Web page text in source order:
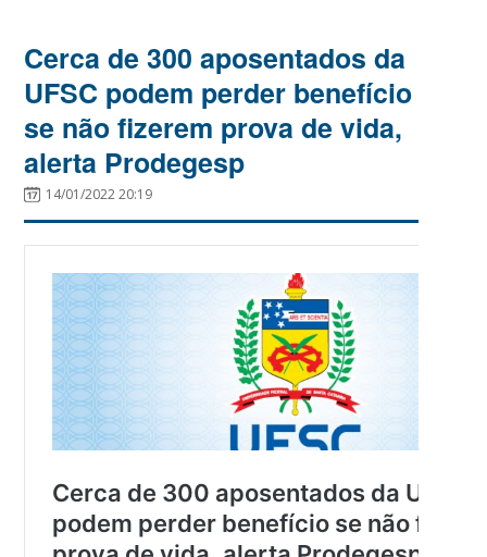
Cerca de 300 aposentados da
UFSC podem perder benefício
se não fizerem prova de vida,
alerta Prodegesp
14/01/2022 20:19